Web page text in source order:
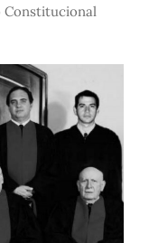
Constitucional